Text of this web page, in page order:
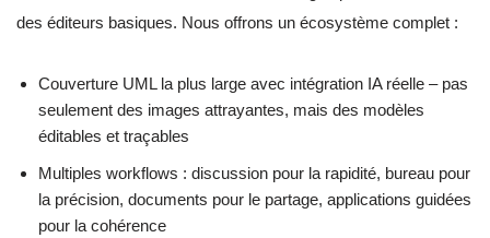
des éditeurs basiques. Nous offrons un écosystème complet :
Couverture UML la plus large avec intégration IA réelle – pas
seulement des images attrayantes, mais des modèles
éditables et traçables
Multiples workflows : discussion pour la rapidité, bureau pour
la précision, documents pour le partage, applications guidées
pour la cohérence